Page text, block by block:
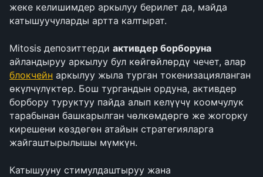
жеке келишимдер аркылуу берилет да, майда
катышуучуларды артта калтырат.
Mitosis депозиттерди активдер борборуна
блокчейн аркылуу жыла турган токенизацияланган
өкүлчүлүктөр. Бош тургандын ордуна, активдер
борбору туруктуу пайда алып келүүчү коомчулук
тарабынан башкарылган чөлкөмдөргө же жогорку
кирешени көздөгөн атайын стратегияларга
жайгаштырылышы мүмкүн.
Катышууну стимулдаштыруу жана